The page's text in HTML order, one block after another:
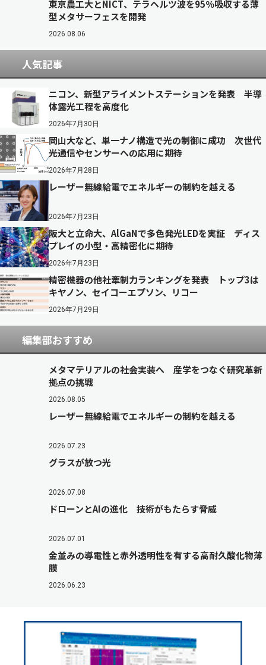
東京農工大とNICT、テラヘルツ波を95％吸収する薄
型メタサーフェスを開発
2026.08.06
人気記事
ニコン、新型アライメントステーションを発表 半導
体露光工程を高度化
2026年7月30日
岡山大など、単一ナノ構造で光の制御に成功 次世代
光通信やセンサーへの応用に期待
2026年7月28日
レーザー無線給電でエネルギーの制約を越える
2026年7月23日
阪大と立命大、AlGaNで多色発光LEDを実証 ディス
プレイの小型・高精密化に期待
2026年7月23日
精密機器の他社牽制力ランキングを発表 トップ3は
キヤノン、セイコーエプソン、リコー
2026年7月29日
編集部おすすめ
メタマテリアルの社会実装へ 産学をつなぐ研究革新
拠点の挑戦
2026.08.05
レーザー無線給電でエネルギーの制約を越える
2026.07.23
グラスが放つ光
2026.07.08
ドローンとAIの進化 技術がもたらす脅威
2026.07.01
金並みの導電性と赤外透明性を有する高耐久酸化物薄
膜
2026.06.23